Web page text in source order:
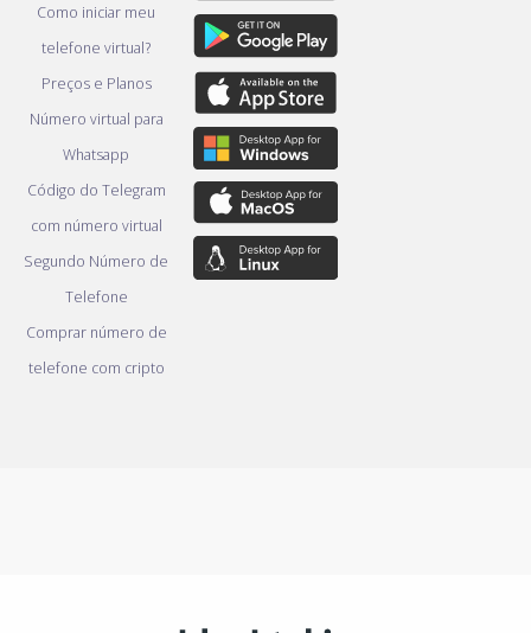
Como iniciar meu
telefone virtual?
Preços e Planos
Número virtual para
Whatsapp
Código do Telegram
com número virtual
Segundo Número de
Telefone
Comprar número de
telefone com cripto